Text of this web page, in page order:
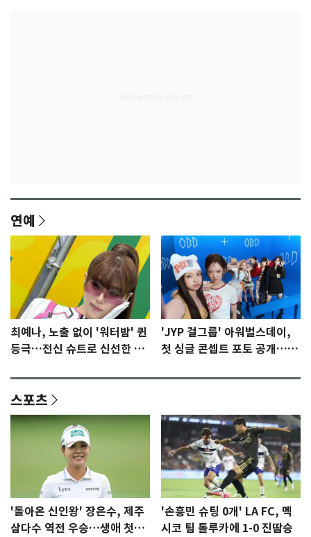
연예
최예나, 노출 없이 '워터밤' 퀸
등극…전신 슈트로 신선한 충
'JYP 걸그룹' 아워벌스데이,
첫 싱글 콘셉트 포토 공개…청
스포츠
'돌아온 신인왕' 장은수, 제주
삼다수 역전 우승…생애 첫승
'손흥민 슈팅 0개' LA FC, 멕
시코 팀 톨루카에 1-0 진땀승